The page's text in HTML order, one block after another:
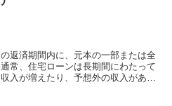
を活用しながら、地域の課題に対応
とが求められます。 国土利用
続可能な開発を実現するための重要
関は、この法律を適切に活用しなが
策を進めることが求められます。国
、持続可能な社会の実現に向けた一
う。
象を与えることができます。また、
であり、適切に配置することで、空
す。 建築においても、
。建物の外観や内部空間のデザイ
を組み合わせることで、建物全体の
できます。例えば、外壁の素材や色
ことで、建物全体が統一感を持ち、
返済期間内に、元本の一部または全
常、住宅ローンは長期間にわたって
入が増えたり、予想外の収入があっ